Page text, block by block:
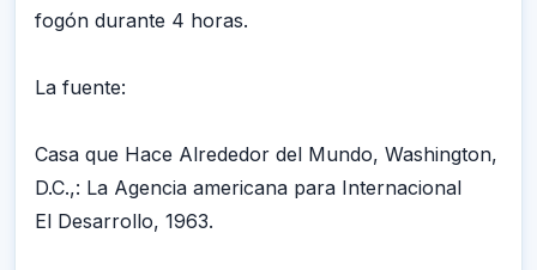
fogón durante 4 horas.
La fuente:
Casa que Hace Alrededor del Mundo, Washington,
D.C.,: La Agencia americana para Internacional
El Desarrollo, 1963.